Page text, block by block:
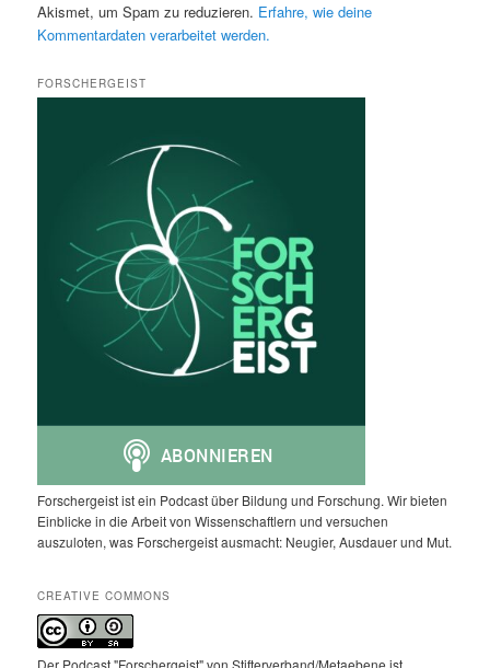
Akismet, um Spam zu reduzieren. Erfahre, wie deine
Kommentardaten verarbeitet werden.
FORSCHERGEIST
Forschergeist ist ein Podcast über Bildung und Forschung. Wir bieten
Einblicke in die Arbeit von Wissenschaftlern und versuchen
auszuloten, was Forschergeist ausmacht: Neugier, Ausdauer und Mut.
CREATIVE COMMONS